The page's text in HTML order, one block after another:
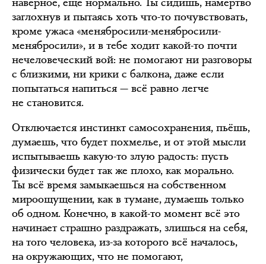
заглохнув и пытаясь хоть что-то почувствовать,
кроме ужаса «менябросили-менябросили-
менябросили», и в тебе ходит какой-то почти
нечеловеческий вой: не помогают ни разговоры
с близкими, ни крики с балкона, даже если
попытаться напиться — всё равно легче
не становится.
Отключается инстинкт самосохранения, пьёшь,
думаешь, что будет похмелье, и от этой мысли
испытываешь какую-то злую радость: пусть
физически будет так же плохо, как морально.
Ты всё время замыкаешься на собственном
мироощущении, как в тумане, думаешь только
об одном. Конечно, в какой-то момент всё это
начинает страшно раздражать, злишься на себя,
на того человека, из-за которого всё началось,
на окружающих, что не помогают,